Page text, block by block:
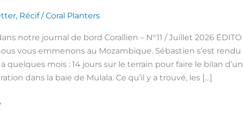
, Récif/Coral Planters
notre journal de bord Corallien – N°11 / Juillet 2026 ÉDITO
vous emmenons au Mozambique. Sébastien s’est rendu
quelques mois : 14 jours sur le terrain pour faire le bilan d’un
dans la baie de Mulala. Ce qu’il y a trouvé, les […]